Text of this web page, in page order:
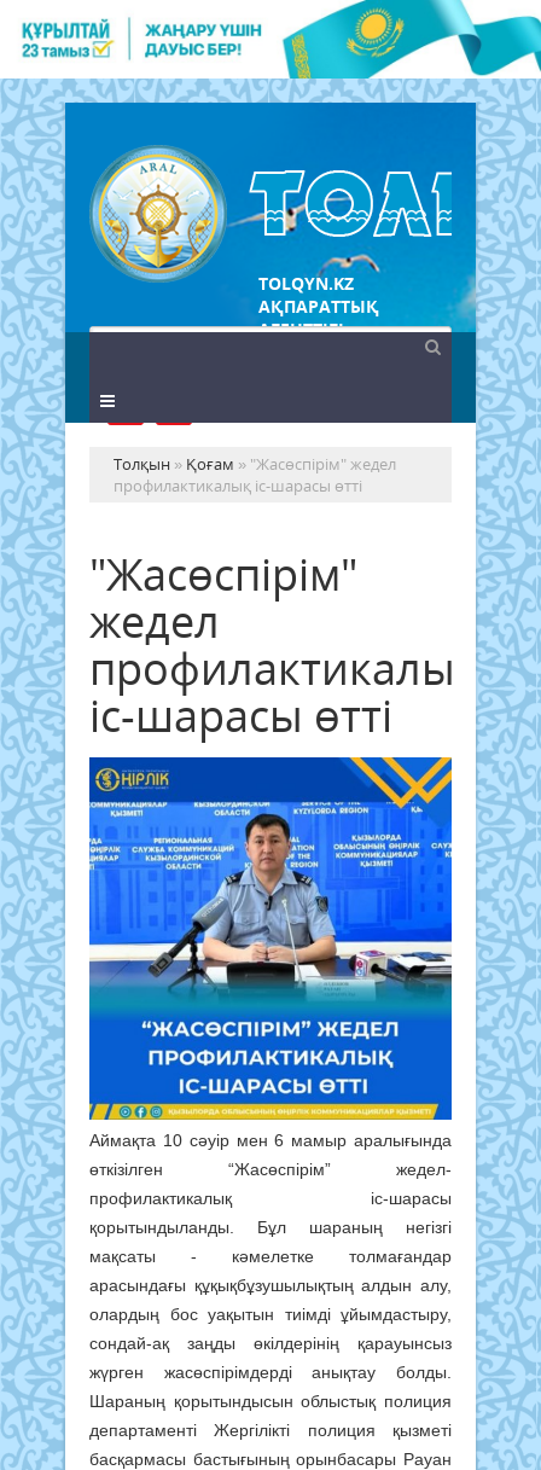
TOLQYN.KZ
АҚПАРАТТЫҚ
АГЕНТТІГІ
Толқын » Қоғам » "Жасөспірім" жедел
профилактикалық іс-шарасы өтті
"Жасөспірім"
жедел
профилактикалық
іс-шарасы өтті
Аймақта 10 сәуір мен 6 мамыр аралығында
өткізілген “Жасөспірім” жедел-
профилактикалық іс-шарасы
қорытындыланды. Бұл шараның негізгі
мақсаты - кәмелетке толмағандар
арасындағы құқықбұзушылықтың алдын алу,
олардың бос уақытын тиімді ұйымдастыру,
сондай-ақ заңды өкілдерінің қарауынсыз
жүрген жасөспірімдерді анықтау болды.
Шараның қорытындысын облыстық полиция
департаменті Жергілікті полиция қызметі
басқармасы бастығының орынбасары Рауан